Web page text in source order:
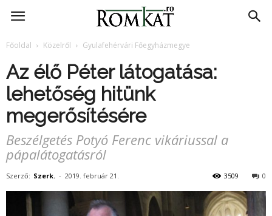
RomKat.ro
Főoldal Közelről Gyulafehérvári Főegyházmegye
Az élő Péter látogatása:
lehetőség hitünk
megerősítésére
Beszélgetés Potyó Ferenc vikáriussal a
pápalátogatásról
Szerző: Szerk. - 2019. február 21. 0
3509